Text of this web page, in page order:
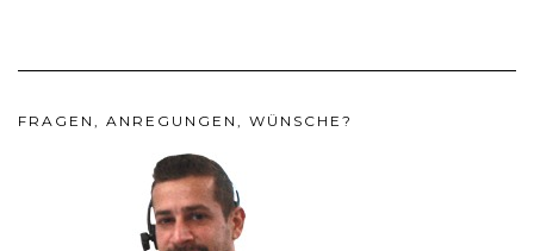
FRAGEN, ANREGUNGEN, WÜNSCHE?